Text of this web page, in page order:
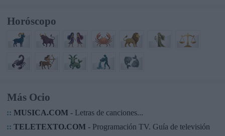
Horóscopo
Más Ocio
:: MUSICA.COM- Letras de canciones...
:: TELETEXTO.COM- Programación TV. Guía de televisión